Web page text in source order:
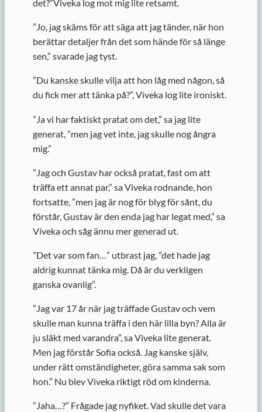
det?”Viveka log mot mig lite retsamt.
”Jo, jag skäms för att säga att jag tänder, när hon
berättar detaljer från det som hände för så länge
sen,” svarade jag tyst.
”Du kanske skulle vilja att hon låg med någon, så
du fick mer att tänka på?”, Viveka log lite ironiskt.
” Ja vi har faktiskt pratat om det,” sa jag lite
generat, ”men jag vet inte, jag skulle nog ångra
mig.”
” Jag och Gustav har också pratat, fast om att
träffa ett annat par,” sa Viveka rodnande, hon
fortsatte, ”men jag är nog för blyg för sånt, du
förstår, Gustav är den enda jag har legat med,” sa
Viveka och såg ännu mer generad ut.
”Det var som fan…” utbrast jag, ”det hade jag
aldrig kunnat tänka mig. Då är du verkligen
ganska ovanlig”.
”Jag var 17 år när jag träffade Gustav och vem
skulle man kunna träffa i den här lilla byn? Alla är
ju släkt med varandra”, sa Viveka lite generat.
Men jag förstår Sofia också. Jag kanske själv,
under rätt omständigheter, göra samma sak som
hon.” Nu blev Viveka riktigt röd om kinderna.
”Jaha…?” Frågade jag nyfiket. Vad skulle det vara